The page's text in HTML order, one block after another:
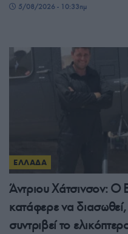
5/08/2026 - 10:33πμ
ΕΛΛΑΔΑ
Άντριου Χάτσινσον: Ο
κατάφερε να
συντριβεί το